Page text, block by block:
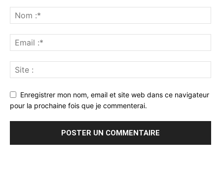
Enregistrer mon nom, email et site web dans ce navigateur
pour la prochaine fois que je commenterai.